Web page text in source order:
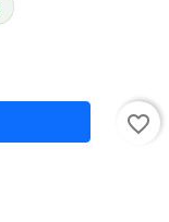
favorite_border